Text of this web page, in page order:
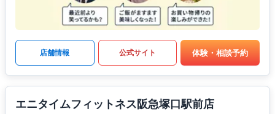
店舗情報 公式サイト 体験・相談予約
エニタイムフィットネス阪急塚口駅前店